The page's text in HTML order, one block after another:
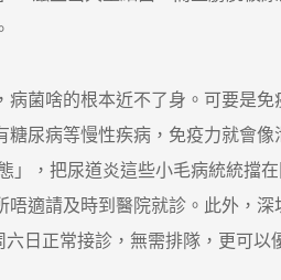
啥的根本近不了身。可要是免
尿病等慢性疾病，免疫力就會
」，把尿道炎這些小毛病統統擋在
請及時到醫院就診。此外，深
日正常接診，無需排隊，更可以